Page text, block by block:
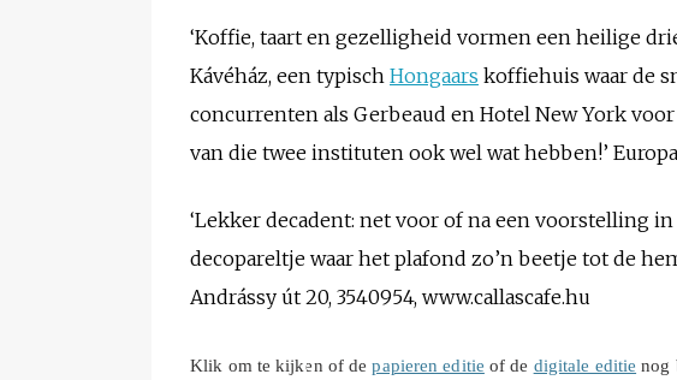
‘Koffie, taart en gezelligheid vormen een heilige
Kávéház, een typisch Hongaars koffiehuis waar de
concurrenten als Gerbeaud en Hotel New York
van die twee instituten ook wel wat hebben!’
‘Lekker decadent: net voor of na een voorstelling
decopareltje waar het plafond zo’n beetje tot de
Andrássy út 20, 3540954, www.callascafe.hu
Klik om te kijken of depapieren editie of de digitale editie nog